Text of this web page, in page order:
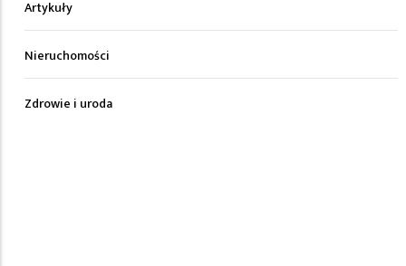
Artykuły
Nieruchomości
Zdrowie i uroda